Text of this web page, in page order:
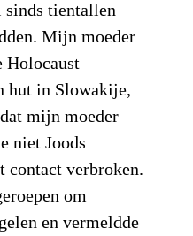
sinds tientallen
Mijn moeder
Holocaust
hut in Slowakije,
mijn moeder
niet Joods
contact verbroken.
om
en vermeldde